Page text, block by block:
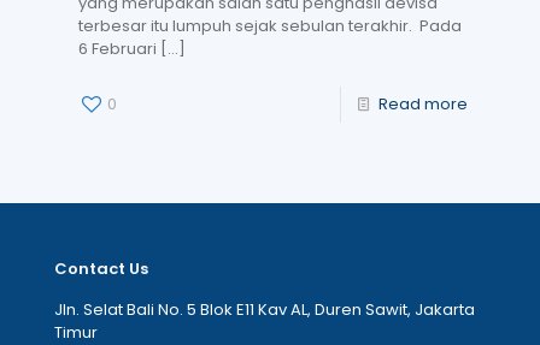
terbesar itu lumpuh sejak sebulan terakhir. Pada
6 Februari […]
0 Read more
Contact Us
Jln. Selat Bali No. 5 Blok E11 Kav AL, Duren Sawit, Jakarta
Timur